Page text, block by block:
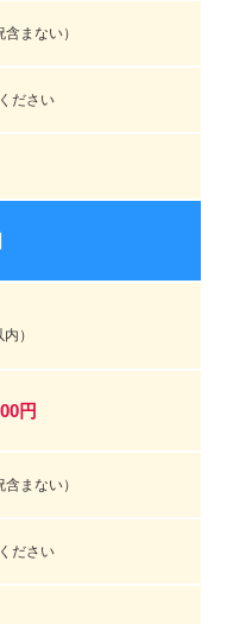
まない）
ださい
）
円
まない）
ださい